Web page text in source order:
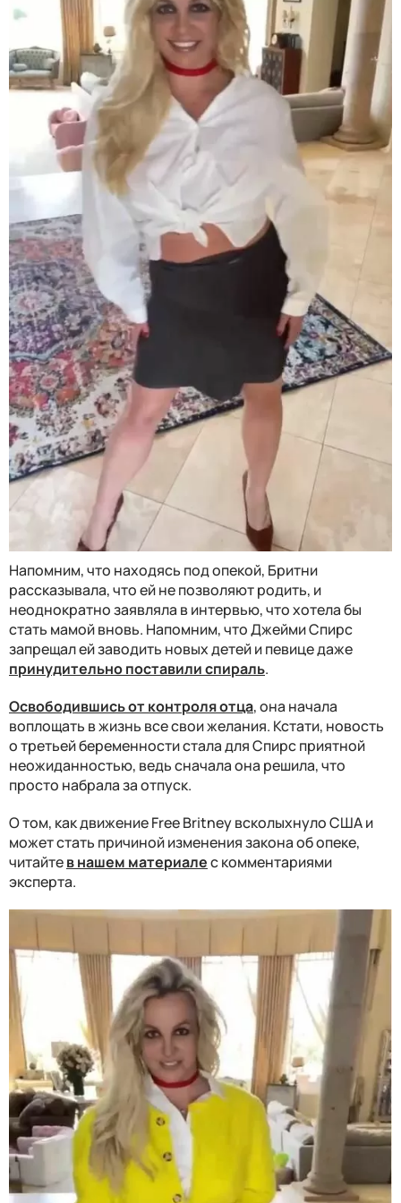
Напомним, что находясь под опекой, Бритни
рассказывала, что ей не позволяют родить, и
неоднократно заявляла в интервью, что хотела бы
стать мамой вновь. Напомним, что Джейми Спирс
запрещал ей заводить новых детей и певице даже
принудительно поставили спираль.
Освободившись от контроля отца, она начала
воплощать в жизнь все свои желания. Кстати, новость
о третьей беременности стала для Спирс приятной
неожиданностью, ведь сначала она решила, что
просто набрала за отпуск.
О том, как движение Free Britney всколыхнуло США и
может стать причиной изменения закона об опеке,
читайтев нашем материалес комментариями
эксперта.